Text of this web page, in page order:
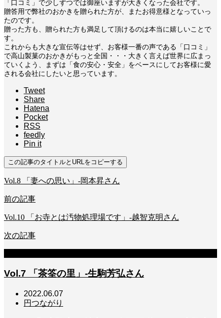
「口コミ」で少しずつでは御座いますが大きくなった会社です。
贈答用で弊社のおかきを贈られた方が、またお得意様となっていっ
たのです。
贈った方も、贈られた方も満足して頂けるのは本当に嬉しいことで
す。
これからも大きな宣伝等はせず、お客様一番の声である「口コミ」
で高山製菓のおかきがもっと全国・・・大きく言えば世界に広まっ
ていくよう、まずは「食の安心・安全」をベースにしてお客様に愛
される会社にしたいと思っています。
Tweet
Share
Hatena
Pocket
RSS
feedly
Pin it
この記事のタイトルとURLをコピーする
Vol.8 「妻への思い」-岡本昇さん
前の記事
Vol.10 「お寺とは汚物処理場です」-越智克明さん
次の記事
Vol.7 「茶筌の里」-生駒芳弘さん
2022.06.07
円つながり